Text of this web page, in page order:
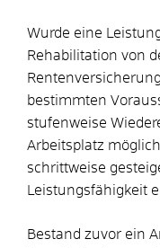
Wurde eine
Rehabilitation von
bestimmten
stufenweise
Arbeitsplatz
schrittweise
Leistungsfähigkeit
Bestand zuvor ein